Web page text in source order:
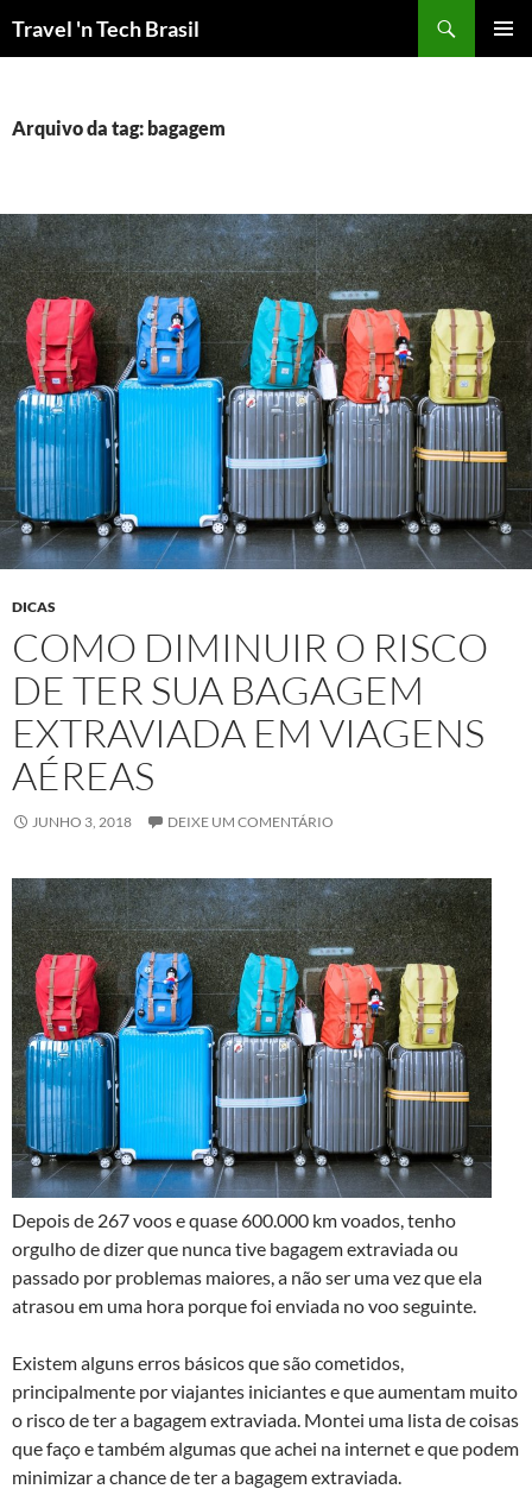
para
Travel 'n Tech Brasil
Arquivo da tag: bagagem
DICAS
COMO DIMINUIR O RISCO
DE TER SUA BAGAGEM
EXTRAVIADA EM VIAGENS
AÉREAS
JUNHO 3, 2018 DEIXE UM COMENTÁRIO
Depois de 267 voos e quase 600.000 km voados, tenho
orgulho de dizer que nunca tive bagagem extraviada ou
passado por problemas maiores, a não ser uma vez que ela
atrasou em uma hora porque foi enviada no voo seguinte.
Existem alguns erros básicos que são cometidos,
principalmente por viajantes iniciantes e que aumentam muito
o risco de ter a bagagem extraviada. Montei uma lista de coisas
que faço e também algumas que achei na internet e que podem
minimizar a chance de ter a bagagem extraviada.